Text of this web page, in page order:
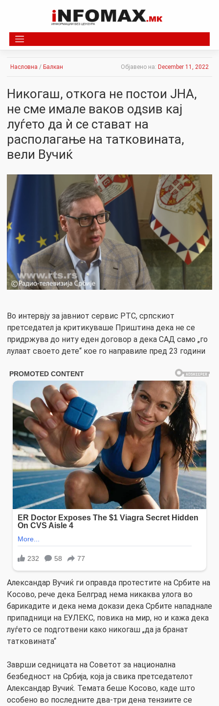
Насловна / Балкан Објавено на: December 11, 2022
Никогаш, откога не постои ЈНА,
не сме имале ваков одѕив кај
луѓето да ѝ се стават на
располагање на татковината,
вели Вучиќ
Во интервју за јавниот сервис РТС, српскиот
претседател ја критикуваше Приштина дека не се
придржува до ниту еден договор а дека САД само „го
лулаат своето дете“ кое го направиле пред 23 години
Александар Вучиќ ги оправда протестите на Србите на
Косово, рече дека Белград нема никаква улога во
барикадите и дека нема докази дека Србите нападнале
припадници на ЕУЛЕКС, повика на мир, но и кажа дека
луѓето се подготвени како никогаш „да ја бранат
татковината“
Заврши седницата на Советот за национална
безбедност на Србија, која ја свика претседателот
Александар Вучиќ. Темата беше Косово, каде што
особено во последните два-три дена тензиите се